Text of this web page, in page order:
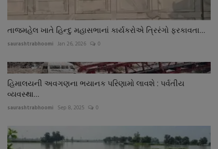
તાજમહેલ ખાતે હિન્દુ મહાસભાનાં કાર્યકરોએ ત્રિરંગો ફરકાવતા...
saurashtrabhoomi Jan 26, 2026 0
હિમાલયની અવગણના ભયાનક પરિણામો લાવશે : પર્વતીય
વ્યવસ્થા...
saurashtrabhoomi Sep 8, 2025 0